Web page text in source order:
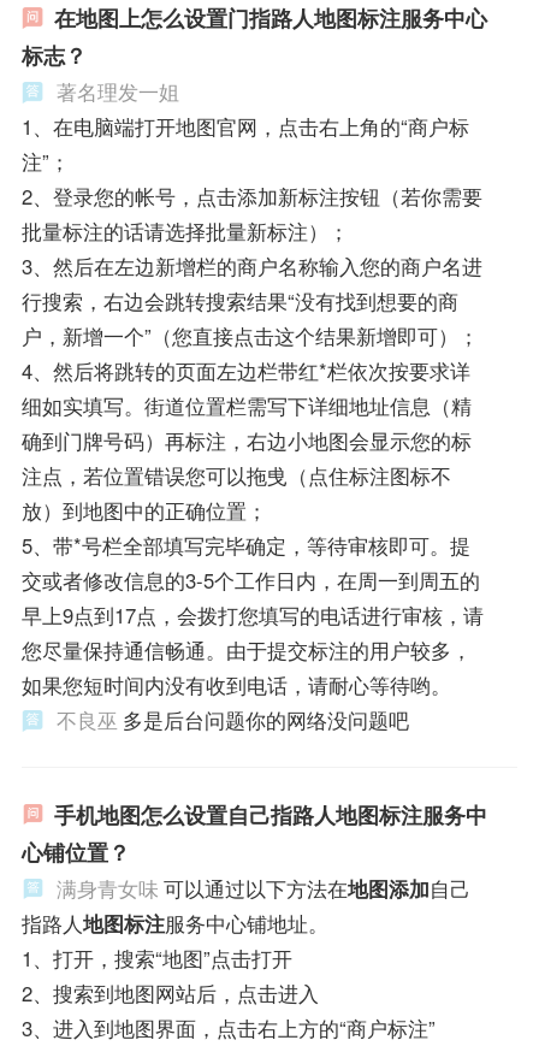
在地图上怎么设置门指路人地图标注服务中心
标志？
著名理发一姐
1、在电脑端打开地图官网，点击右上角的“商户标
注”；
2、登录您的帐号，点击添加新标注按钮（若你需要
批量标注的话请选择批量新标注）；
3、然后在左边新增栏的商户名称输入您的商户名进
行搜索，右边会跳转搜索结果“没有找到想要的商
户，新增一个”（您直接点击这个结果新增即可）；
4、然后将跳转的页面左边栏带红*栏依次按要求详
细如实填写。街道位置栏需写下详细地址信息（精
确到门牌号码）再标注，右边小地图会显示您的标
注点，若位置错误您可以拖曵（点住标注图标不
放）到地图中的正确位置；
5、带*号栏全部填写完毕确定，等待审核即可。提
交或者修改信息的3-5个工作日内，在周一到周五的
早上9点到17点，会拨打您填写的电话进行审核，请
您尽量保持通信畅通。由于提交标注的用户较多，
如果您短时间内没有收到电话，请耐心等待哟。
不良巫 多是后台问题你的网络没问题吧
手机地图怎么设置自己指路人地图标注服务中
心铺位置？
满身青女味 可以通过以下方法在地图添加自己
指路人地图标注服务中心铺地址。
1、打开，搜索“地图”点击打开
2、搜索到地图网站后，点击进入
3、进入到地图界面，点击右上方的“商户标注”